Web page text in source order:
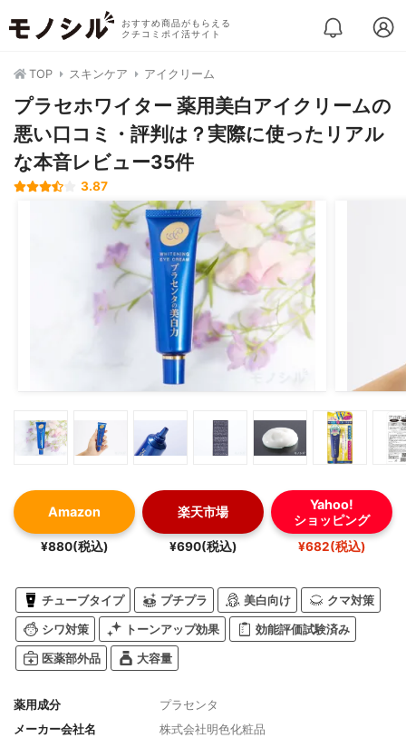
おすすめ商品がもらえる
クチコミポイ活サイト
TOP スキンケア アイクリーム
プラセホワイター 薬用美白アイクリームの
悪い口コミ・評判は？実際に使ったリアル
な本音レビュー35件
3.87
Amazon
¥880(税込)
楽天市場
¥690(税込)
Yahoo!
ショッピング
¥682(税込)
チューブタイプ プチプラ 美白向け クマ対策
シワ対策 トーンアップ効果 効能評価試験済み
医薬部外品 大容量
薬用成分
プラセンタ
メーカー会社名
株式会社明色化粧品